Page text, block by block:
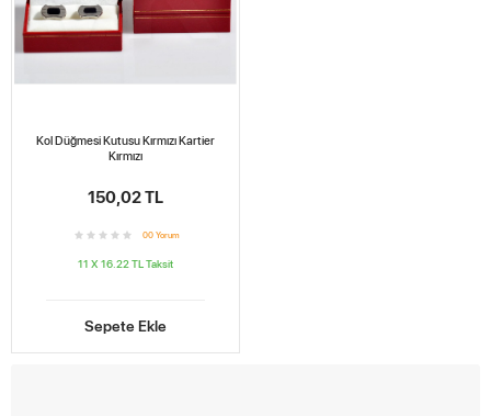
Kol Düğmesi Kutusu Kırmızı Kartier
Kırmızı
150,02 TL
00 Yorum
11 X 16.22 TL Taksit
Sepete Ekle